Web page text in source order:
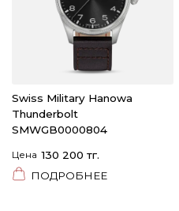
Swiss Military Hanowa
Thunderbolt
SMWGB0000804
Цена 130 200 тг.
ПОДРОБНЕЕ